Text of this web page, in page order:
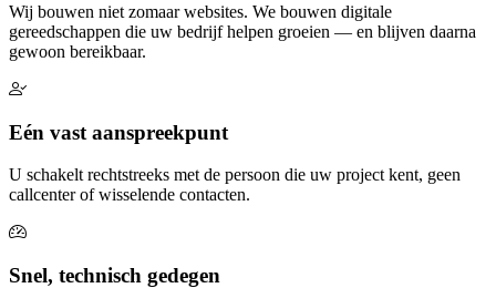
Wij bouwen niet zomaar websites. We bouwen digitale
gereedschappen die uw bedrijf helpen groeien — en blijven daarna
gewoon bereikbaar.
Eén vast aanspreekpunt
U schakelt rechtstreeks met de persoon die uw project kent, geen
callcenter of wisselende contacten.
Snel, technisch gedegen